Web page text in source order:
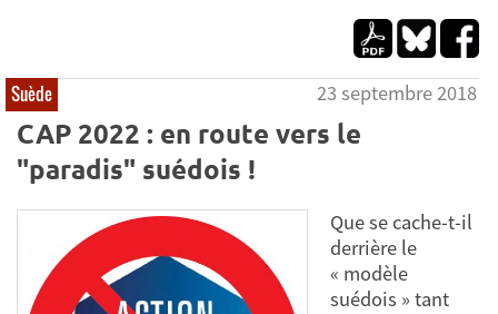
Suède 23 septembre 2018
CAP 2022 : en route vers le
"paradis" suédois !
Que se cache-t-il
derrière le
« modèle
suédois » tant